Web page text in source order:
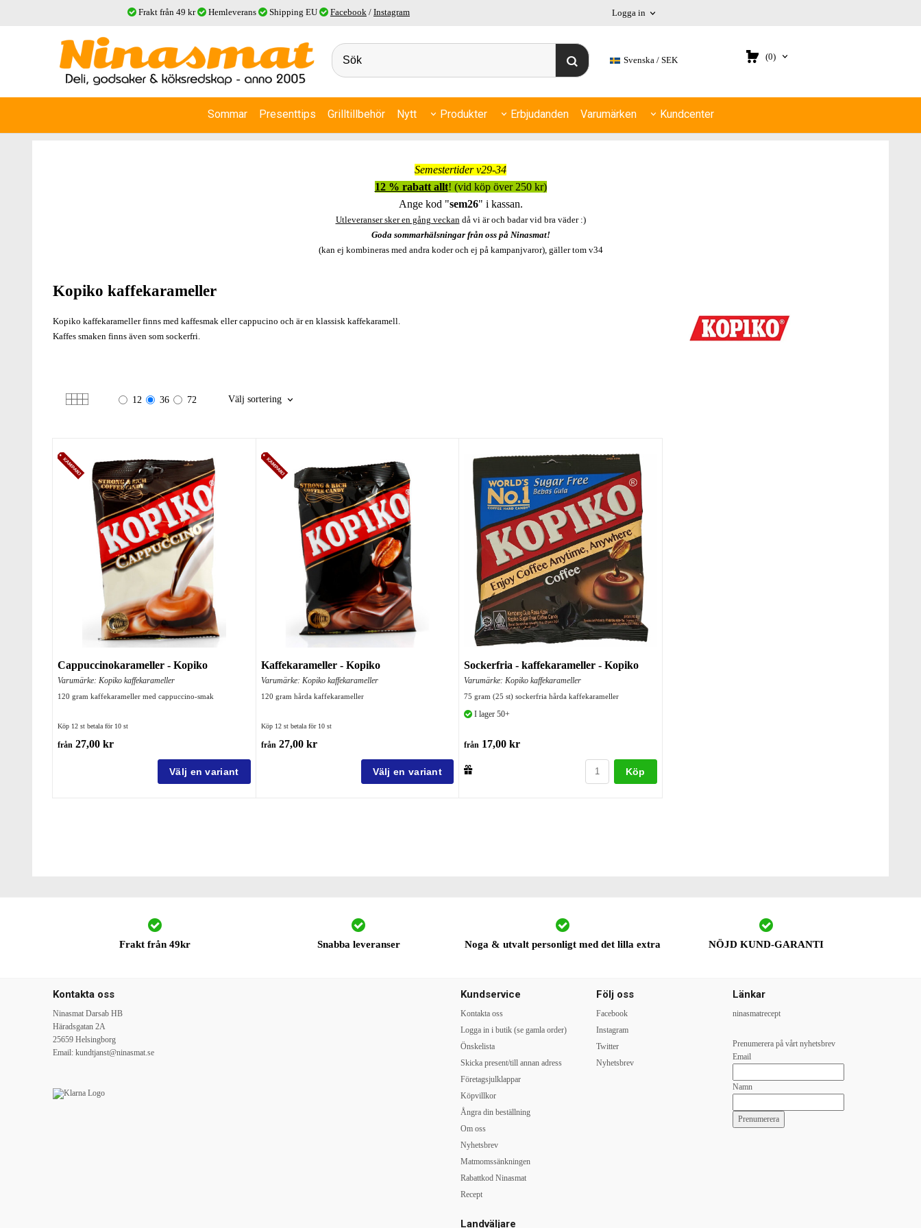
Frakt från 49 kr Hemleverans Shipping EU Facebook / Instagram Logga in
Svenska SEK (0)
Sommar Presenttips Grilltillbehör Nytt Produkter Erbjudanden Varumärken Kundcenter
Semestertider v29-34
12 % rabatt allt! (vid köp över 250 kr)
Ange kod "sem26" i kassan.
Utleveranser sker en gång veckan då vi är och badar vid bra väder :)
Goda sommarhälsningar från oss på Ninasmat!
(kan ej kombineras med andra koder och ej på kampanjvaror), gäller tom v34
Kopiko kaffekarameller
Kopiko kaffekarameller finns med kaffesmak eller cappucino och är en klassisk kaffekaramell.
Kaffes smaken finns även som sockerfri.
12 36 72 Välj sortering
Cappuccinokarameller - Kopiko
Varumärke: Kopiko kaffekarameller
120 gram kaffekarameller med cappuccino-smak
Köp 12 st betala för 10 st
från 27,00 kr
Kaffekarameller - Kopiko
Varumärke: Kopiko kaffekarameller
120 gram hårda kaffekarameller
Köp 12 st betala för 10 st
från 27,00 kr
Sockerfria - kaffekarameller - Kopiko
Varumärke: Kopiko kaffekarameller
75 gram (25 st) sockerfria hårda kaffekarameller
I lager 50+
från 17,00 kr
Köp
Frakt från 49kr Snabba leveranser Noga & utvalt personligt med det lilla extra NÖJD KUND-GARANTI
Kontakta oss
Ninasmat Darsab HB
Häradsgatan 2A
25659 Helsingborg
Email: kundtjanst@ninasmat.se
Kundservice
Kontakta oss
Logga in i butik (se gamla order)
Önskelista
Skicka present/till annan adress
Företagsjulklappar
Köpvillkor
Ångra din beställning
Om oss
Nyhetsbrev
Matmomssänkningen
Rabattkod Ninasmat
Recept
Landväljare
Följ oss
Facebook
Instagram
Twitter
Nyhetsbrev
Länkar
ninasmatrecept
Prenumerera på vårt nyhetsbrev
Email
Namn